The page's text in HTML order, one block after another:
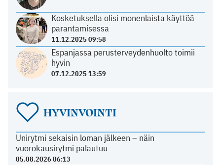
Kosketuksella olisi monenlaista käyttöä
parantamisessa
11.12.2025 09:58
Espanjassa perusterveydenhuolto toimii
hyvin
07.12.2025 13:59
HYVINVOINTI
Unirytmi sekaisin loman jälkeen – näin
vuorokausirytmi palautuu
05.08.2026 06:13